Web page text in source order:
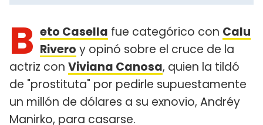
B eto Casella fue categórico con Calu
Rivero y opinó sobre el cruce de la
actriz con Viviana Canosa, quien la tildó
de "prostituta" por pedirle supuestamente
un millón de dólares a su exnovio, Andréy
Manirko, para casarse.